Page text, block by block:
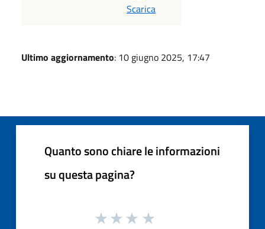
Scarica
Ultimo aggiornamento: 10 giugno 2025, 17:47
Quanto sono chiare le informazioni
su questa pagina?